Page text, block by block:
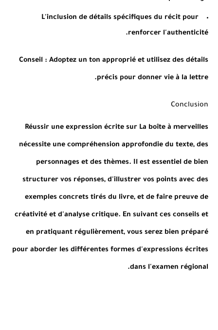
L'inclusion de détails spécifiques du récit pour
renforcer l'authenticité.
Conseil : Adoptez un ton approprié et utilisez des détails
précis pour donner vie à la lettre.
Conclusion
Réussir une expression écrite sur La boîte à merveilles
nécessite une compréhension approfondie du texte, des
personnages et des thèmes. Il est essentiel de bien
structurer vos réponses, d'illustrer vos points avec des
exemples concrets tirés du livre, et de faire preuve de
créativité et d'analyse critique. En suivant ces conseils et
en pratiquant régulièrement, vous serez bien préparé
pour aborder les différentes formes d'expressions écrites
dans l'examen régional.